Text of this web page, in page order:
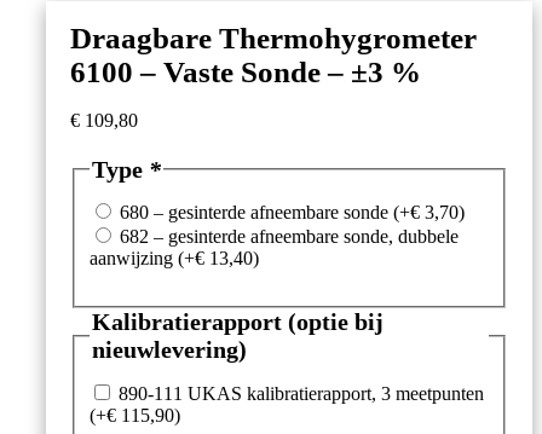
Draagbare Thermohygrometer
6100 – Vaste Sonde – ±3 %
€ 109,80
Type *
680 – gesinterde afneembare sonde (+€ 3,70)
682 – gesinterde afneembare sonde, dubbele
aanwijzing (+€ 13,40)
Kalibratierapport (optie bij
nieuwlevering)
890-111 UKAS kalibratierapport, 3 meetpunten
(+€ 115,90)